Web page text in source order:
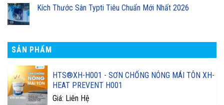
Kích Thước Sân Typti Tiêu Chuẩn Mới Nhất 2026
SẢN PHẨM
HTS®XH-H001 - SƠN CHỐNG NÓNG MÁI TÔN XH-
HEAT PREVENT H001
Giá: Liên Hệ